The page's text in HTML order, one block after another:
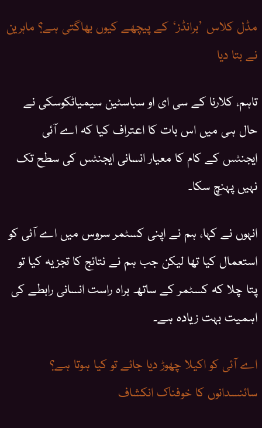
مڈل کلاس ’برانڈز‘ کے پیچھے کیوں بھاگتی ہے؟ ماہرین
نے بتا دیا
تاہم، کلارنا کے سی ای او سباسٹین سیمیاٹکوسکی نے
حال ہی میں اس بات کا اعتراف کیا کہ اے آئی
ایجنٹس کے کام کا معیار انسانی ایجنٹس کی سطح تک
نہیں پہنچ سکا۔
انہوں نے کہا، ہم نے اپنی کسٹمر سروس میں اے آئی کو
استعمال کیا تھا لیکن جب ہم نے نتائج کا تجزیہ کیا تو
پتا چلا کہ کسٹمر کے ساتھ براہ راست انسانی رابطے کی
اہمیت بہت زیادہ ہے۔
اے آئی کو اکیلا چھوڑ دیا جائے تو کیا ہوتا ہے؟
سائنسدانوں کا خوفناک انکشاف